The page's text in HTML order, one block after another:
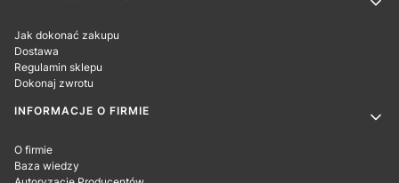
Jak dokonać zakupu
Dostawa
Regulamin sklepu
Dokonaj zwrotu
INFORMACJE O FIRMIE
O firmie
Baza wiedzy